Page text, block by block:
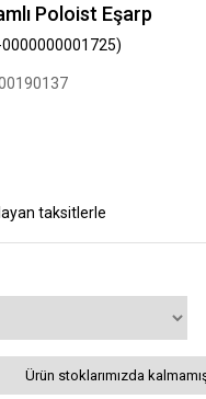
Poloist Eşarp
taksitlerle
Ürün stoklarımızda